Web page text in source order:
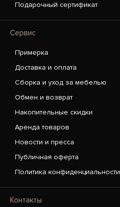
Подарочный сертификат
Сервис
Примерка
Доставка и оплата
Сборка и уход за мебелью
Обмен и возврат
Накопительные скидки
Аренда товаров
Новости и пресса
Публичная оферта
Политика конфиденциальности
Контакты